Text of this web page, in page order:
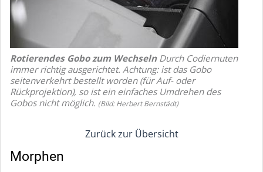
Rotierendes Gobo zum Wechseln Durch Codiernuten
immer richtig ausgerichtet. Achtung: ist das Gobo
seitenverkehrt bestellt worden (für Auf- oder
Rückprojektion), so ist ein einfaches Umdrehen des
Gobos nicht möglich. (Bild: Herbert Bernstädt)
Zurück zur Übersicht
Morphen